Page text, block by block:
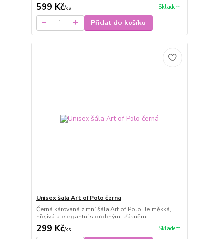
599 Kč/ks Skladem
Přidat do košíku
Unisex šála Art of Polo černá
Černá károvaná zimní šála Art of Polo. Je měkká,
hřejivá a elegantní s drobnými třásněmi.
299 Kč/ks Skladem